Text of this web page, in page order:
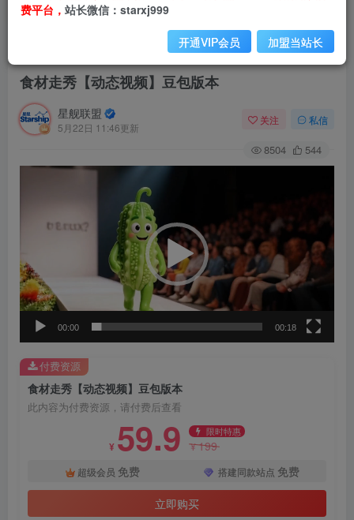
食材走秀【动态视频】豆包版本
星舰联盟
5月22日 11:46更新
关注 私信
8504 544
器
00:00 00:18
食材走秀【动态视频】豆包版本
此内容为付费资源，请付费后查看
¥ 59.9 限时特惠
¥199
超级会员 免费 搭建同款站点 免费
立即购买
付费资源
费平台， 站长微信：starxj999
开通VIP会员 加盟当站长